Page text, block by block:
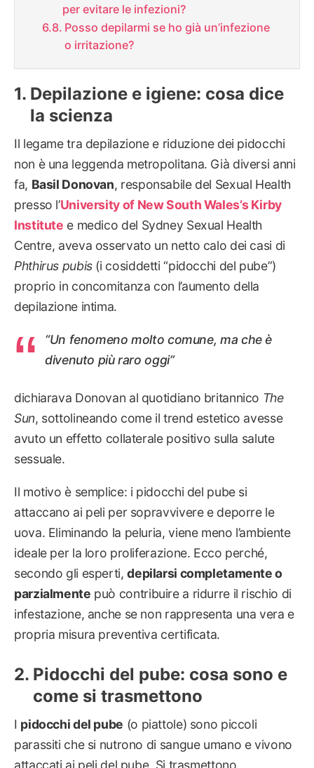
per evitare le infezioni?
Posso depilarmi se ho già un’infezione
o irritazione?
Depilazione e igiene: cosa dice
la scienza
Il legame tra depilazione e riduzione dei pidocchi
non è una leggenda metropolitana. Già diversi anni
fa, Basil Donovan, responsabile del Sexual Health
presso l’University of New South Wales’s Kirby
Institute e medico del Sydney Sexual Health
Centre, aveva osservato un netto calo dei casi di
Phthirus pubis(i cosiddetti “pidocchi del pube”)
proprio in concomitanza con l’aumento della
depilazione intima.
“Un fenomeno molto comune, ma che è
divenuto più raro oggi”
dichiarava Donovan al quotidiano britannico The
Sun, sottolineando come il trend estetico avesse
avuto un effetto collaterale positivo sulla salute
sessuale.
Il motivo è semplice: i pidocchi del pube si
attaccano ai peli per sopravvivere e deporre le
uova. Eliminando la peluria, viene meno l’ambiente
ideale per la loro proliferazione. Ecco perché,
secondo gli esperti,depilarsi completamente o
parzialmente può contribuire a ridurre il rischio di
infestazione, anche se non rappresenta una vera e
propria misura preventiva certificata.
Pidocchi del pube: cosa sono e
come si trasmettono
I pidocchi del pube (o piattole) sono piccoli
parassiti che si nutrono di sangue umano e vivono
attaccati ai peli del pube. Si trasmettono